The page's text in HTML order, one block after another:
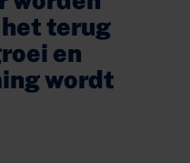
terug
en
wordt